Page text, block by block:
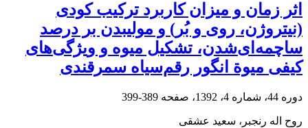
اثر زمان و میزان کاربرد ترکیب کودی
(نیتروژن، روی و بُر) و مولیبدن بر درصد
ساچمه‌ای‌شدن، تشکیل میوه و ویژگی‌های
کیفی میوة انگور رقم‌سیاه سمرقندی
دوره 44، شماره 4، 1392، صفحه 389-399
روح اله رنجبر، سعید عشقی